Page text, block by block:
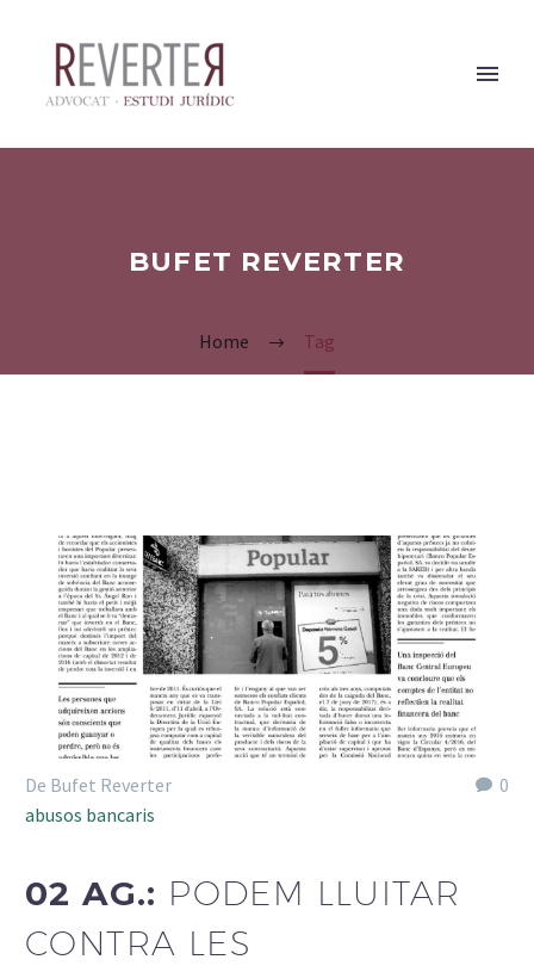
BUFET REVERTER
Home Tag
0
De Bufet Reverter
abusos bancaris
02 AG.: PODEM LLUITAR
CONTRA LES